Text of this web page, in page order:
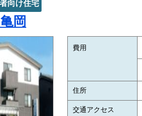
向け住宅
岡
費用
住所
交通アクセス